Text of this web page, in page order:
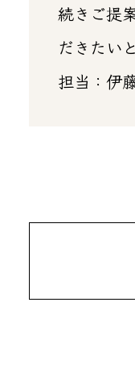
続きご提
だきたい
担当：伊